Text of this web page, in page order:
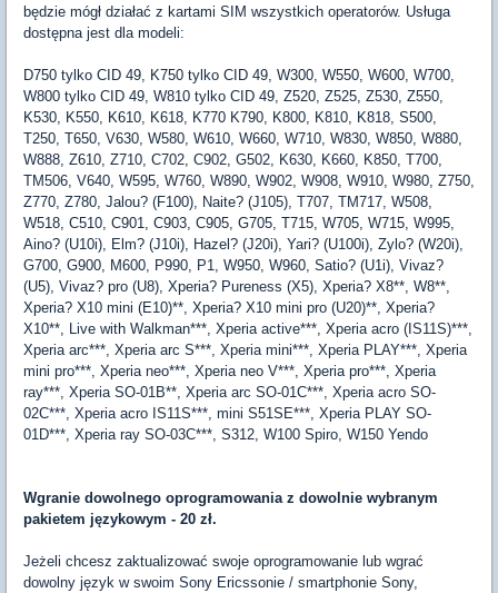
będzie mógł działać z kartami SIM wszystkich operatorów. Usługa
dostępna jest dla modeli:
D750 tylko CID 49, K750 tylko CID 49, W300, W550, W600, W700,
W800 tylko CID 49, W810 tylko CID 49, Z520, Z525, Z530, Z550,
K530, K550, K610, K618, K770 K790, K800, K810, K818, S500,
T250, T650, V630, W580, W610, W660, W710, W830, W850, W880,
W888, Z610, Z710, C702, C902, G502, K630, K660, K850, T700,
TM506, V640, W595, W760, W890, W902, W908, W910, W980, Z750,
Z770, Z780, Jalou? (F100), Naite? (J105), T707, TM717, W508,
W518, C510, C901, C903, C905, G705, T715, W705, W715, W995,
Aino? (U10i), Elm? (J10i), Hazel? (J20i), Yari? (U100i), Zylo? (W20i),
G700, G900, M600, P990, P1, W950, W960, Satio? (U1i), Vivaz?
(U5), Vivaz? pro (U8), Xperia? Pureness (X5), Xperia? X8**, W8**,
Xperia? X10 mini (E10)**, Xperia? X10 mini pro (U20)**, Xperia?
X10**, Live with Walkman***, Xperia active***, Xperia acro (IS11S)***,
Xperia arc***, Xperia arc S***, Xperia mini***, Xperia PLAY***, Xperia
mini pro***, Xperia neo***, Xperia neo V***, Xperia pro***, Xperia
ray***, Xperia SO-01B**, Xperia arc SO-01C***, Xperia acro SO-
02C***, Xperia acro IS11S***, mini S51SE***, Xperia PLAY SO-
01D***, Xperia ray SO-03C***, S312, W100 Spiro, W150 Yendo
Wgranie dowolnego oprogramowania z dowolnie wybranym
pakietem językowym - 20 zł.
Jeżeli chcesz zaktualizować swoje oprogramowanie lub wgrać
dowolny język w swoim Sony Ericssonie / smartphonie Sony,